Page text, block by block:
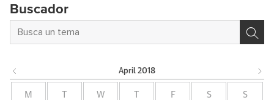
Buscador
April 2018
M W F S S